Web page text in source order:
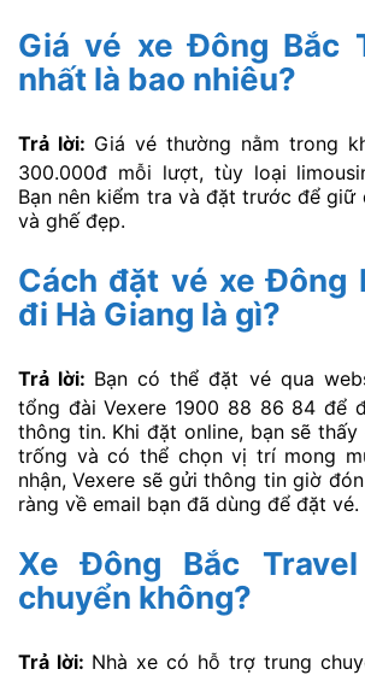
Giá vé xe Đông Bắc
nhất là bao nhiêu?
Trả lời: Giá vé thường nằm trong
300.000đ mỗi lượt, tùy loại
Bạn nên kiểm tra và đặt trước để
và ghế đẹp.
Cách đặt vé xe Đông
đi Hà Giang là gì?
Trả lời: Bạn có thể đặt vé qua
tổng đài Vexere 1900 88 86 84 để
thông tin. Khi đặt online, bạn sẽ
trống và có thể chọn vị trí mong
nhận, Vexere sẽ gửi thông tin giờ
ràng về email bạn đã dùng để đặt vé.
Xe Đông Bắc
chuyển không?
Trả lời: Nhà xe có hỗ trợ trung